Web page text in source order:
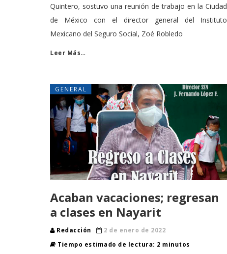
Quintero, sostuvo una reunión de trabajo en la Ciudad
de México con el director general del Instituto
Mexicano del Seguro Social, Zoé Robledo
Leer Más…
GENERAL
Acaban vacaciones; regresan
a clases en Nayarit
Redacción
2 de enero de 2022
Tiempo estimado de lectura: 2 minutos